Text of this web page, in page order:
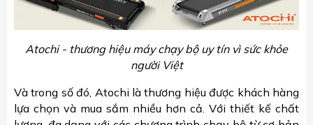
Atochi - thương hiệu máy chạy bộ uy tín vì sức khỏe
người Việt
Và trong số đó, Atochi là thương hiệu được khách hàng
lựa chọn và mua sắm nhiều hơn cả. Với thiết kế chất